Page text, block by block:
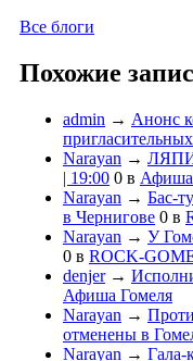
Все блоги
Похожие
admin → Анонс
Narayan →
| 19:00 0 в Афиша
Narayan → Бас-
в Чернигове 0 в
Narayan → У
0 в ROCK-
denjer→
Афиша Гомеля
Narayan →
отменены в
Narayan → Гала-